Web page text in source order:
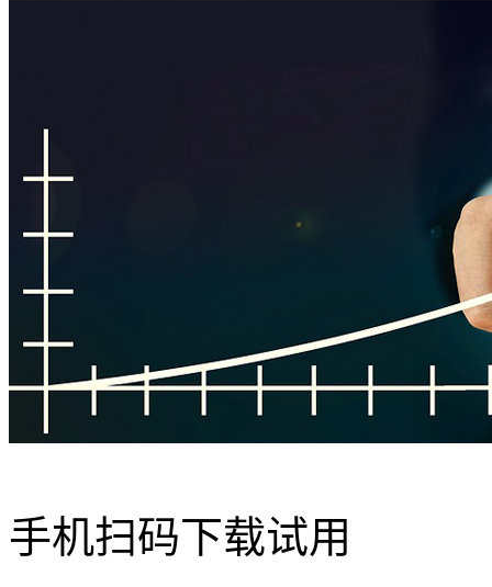
手机扫码下载试用